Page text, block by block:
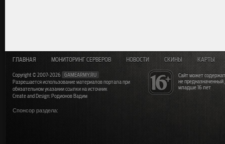
Сайт может
не
младше 16 лет
ГЛАВНАЯ МОНИТОРИНГ СЕРВЕРОВ НОВОСТИ СКИНЫ КАРТЫ
Copyright © 2007-2026
GAMEARMY.RU
Разрешается использование материалов портала при
обязательном указании ссылки на источник
Create and Design: Родионов Вадим
Спонсор раздела: